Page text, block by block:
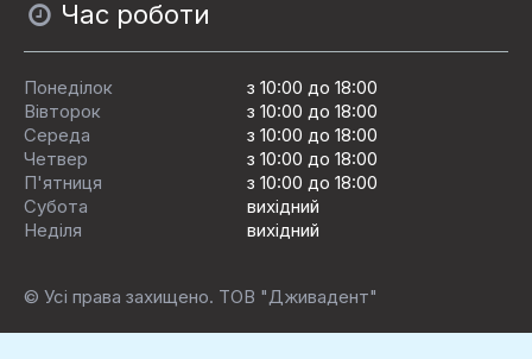
Час роботи
Понеділок
з 10:00 до 18:00
Вівторок
з 10:00 до 18:00
Середа
з 10:00 до 18:00
Четвер
з 10:00 до 18:00
П'ятниця
з 10:00 до 18:00
Субота
вихідний
Неділя
вихідний
© Усі права захищено. ТОВ "Дживадент"